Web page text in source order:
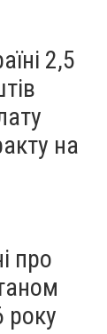
2,5
на
про
року